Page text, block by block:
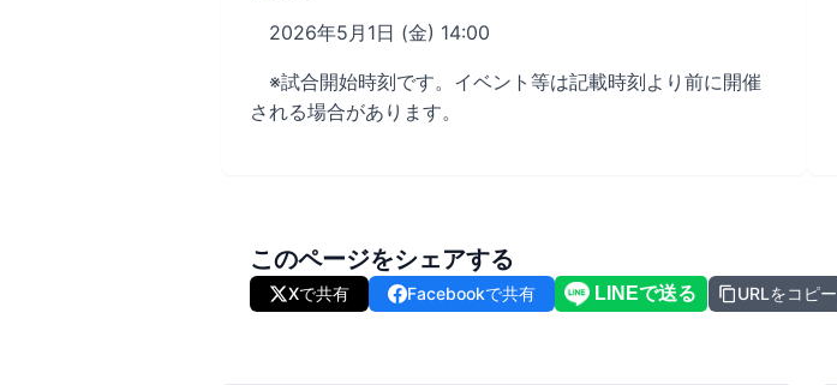
2026年5月1日 (金) 14:00
※試合開始時刻です。イベント等は記載時刻より前に開催
される場合があります。
このページをシェアする
Xで共有 Facebookで共有 URLをコピー